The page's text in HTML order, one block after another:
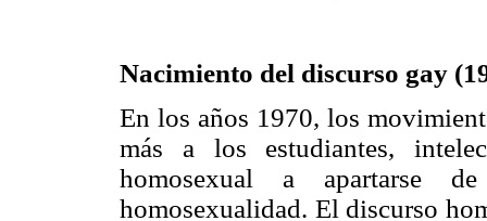
Nacimiento del discurso gay
En los años 1970, los
más a los estudiantes,
homosexual a apartarse
homosexualidad. El discurso